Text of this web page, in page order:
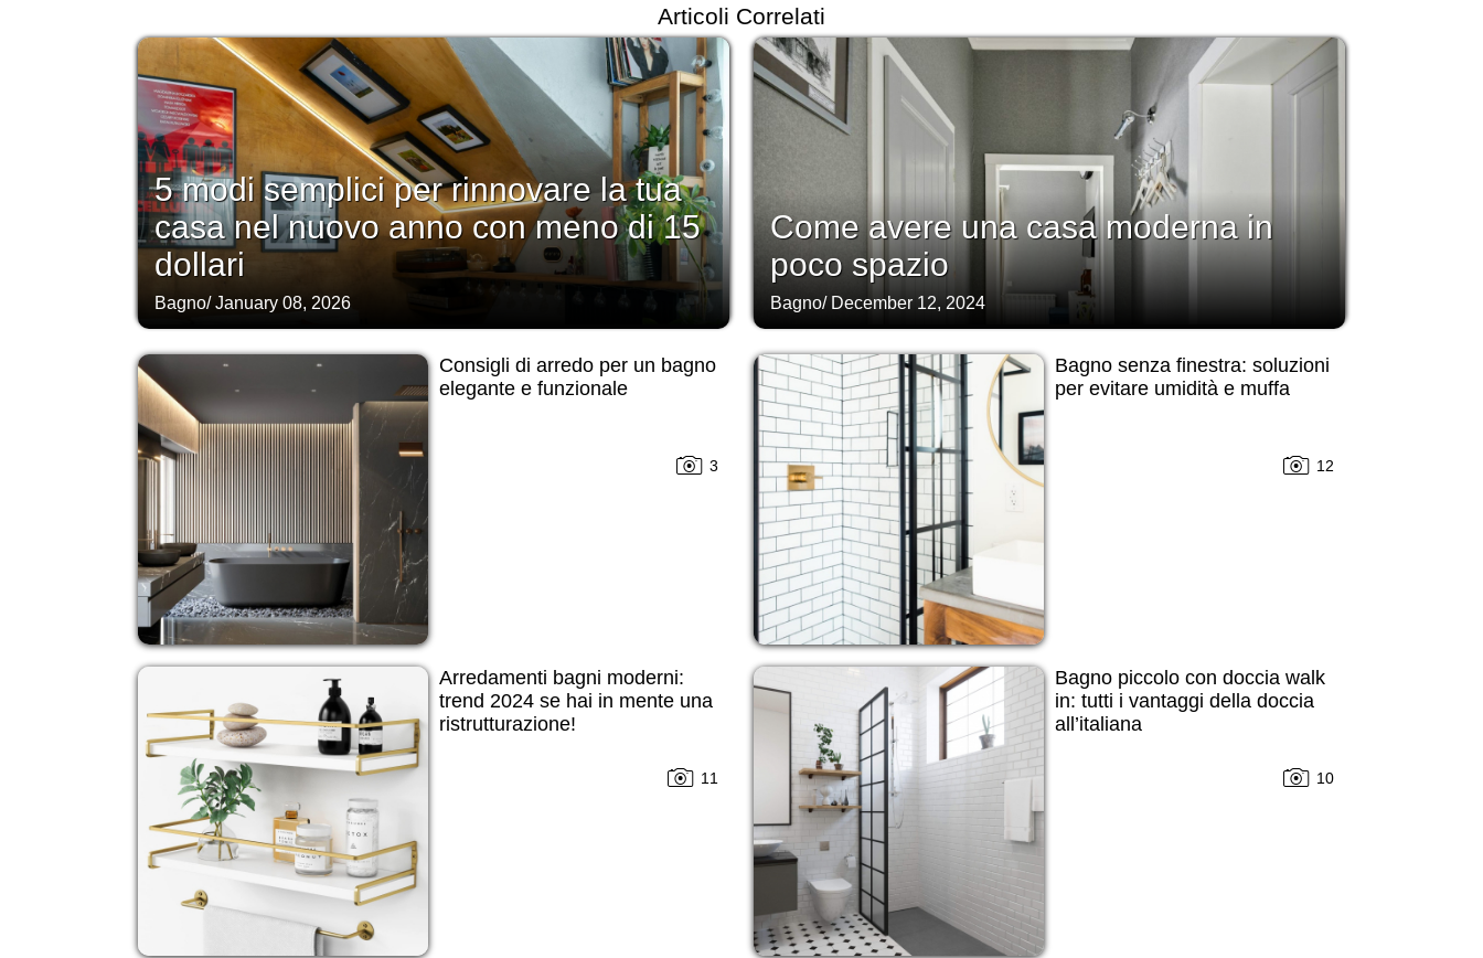
Articoli Correlati
5 modi semplici per rinnovare la tua
casa nel nuovo anno con meno di 15
dollari
Bagno/January 08, 2026
Come avere una casa moderna in
poco spazio
Bagno/ December 12, 2024
Consigli di arredo per un bagno
elegante e funzionale
3
Bagno senza finestra: soluzioni
per evitare umidità e muffa
12
Arredamenti bagni moderni:
trend 2024 se hai in mente una
ristrutturazione!
11
Bagno piccolo con doccia walk
in: tutti i vantaggi della doccia
all’italiana
10